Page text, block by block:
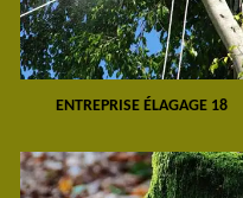
ENTREPRISE ÉLAGAGE 18